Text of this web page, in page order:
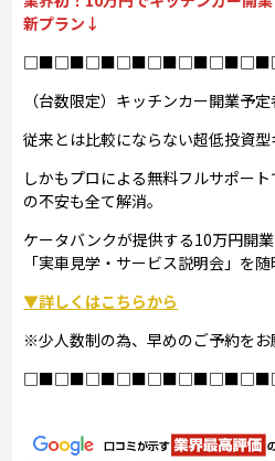
新プラン↓
（台数限定）キッチンカー開業予定
従来とは比較にならない超低投資型
しかもプロによる無料フルサポー
の不安も全て解消。
ケータバンクが提供する10万円開
「実車見学・サービス説明会」を随
▼詳しくはこちらから
※少人数制の為、早めのご予約をお